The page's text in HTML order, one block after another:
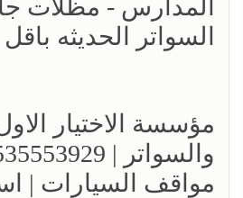
المدارس - مظلات
السواتر الحديثه باقل
مؤسسة الاختيار
مواقف السيارات |